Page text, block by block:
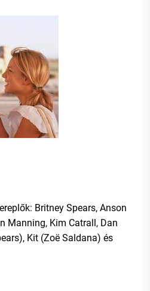
Britney Spears, Anson
Manning, Kim Catrall, Dan
Kit (Zoë Saldana) és